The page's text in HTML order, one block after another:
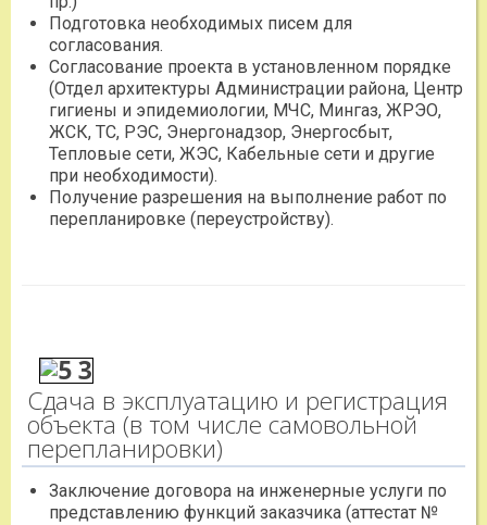
Подготовка необходимых писем для
согласования.
Согласование проекта в установленном порядке
(Отдел архитектуры Администрации района, Центр
гигиены и эпидемиологии, МЧС, Мингаз, ЖРЭО,
ЖСК, ТС, РЭС, Энергонадзор, Энергосбыт,
Тепловые сети, ЖЭС, Кабельные сети и другие
при необходимости).
Получение разрешения на выполнение работ по
перепланировке (переустройству).
Сдача в эксплуатацию и регистрация
объекта (в том числе самовольной
перепланировки)
Заключение договора на инженерные услуги по
представлению функций заказчика (аттестат №